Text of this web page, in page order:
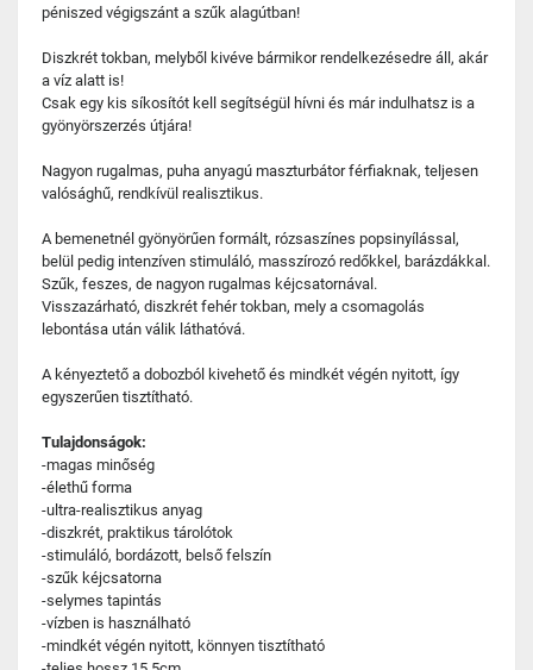
péniszed végigszánt a szűk alagútban!
Diszkrét tokban, melyből kivéve bármikor rendelkezésedre áll, akár
a víz alatt is!
Csak egy kis síkosítót kell segítségül hívni és már indulhatsz is a
gyönyörszerzés útjára!
Nagyon rugalmas, puha anyagú maszturbátor férfiaknak, teljesen
valósághű, rendkívül realisztikus.
A bemenetnél gyönyörűen formált, rózsaszínes popsinyílással,
belül pedig intenzíven stimuláló, masszírozó redőkkel, barázdákkal.
Szűk, feszes, de nagyon rugalmas kéjcsatornával.
Visszazárható, diszkrét fehér tokban, mely a csomagolás
lebontása után válik láthatóvá.
A kényeztető a dobozból kivehető és mindkét végén nyitott, így
egyszerűen tisztítható.
Tulajdonságok:
-magas minőség
-élethű forma
-ultra-realisztikus anyag
-diszkrét, praktikus tárolótok
-stimuláló, bordázott, belső felszín
-szűk kéjcsatorna
-selymes tapintás
-vízben is használható
-mindkét végén nyitott, könnyen tisztítható